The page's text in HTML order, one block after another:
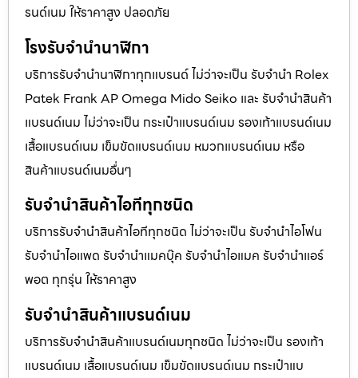
รนด์เนม ให้ราคาสูง ปลอดภัย
โรงรับจำนำนาฬิกา
บริการรับจำนำนาฬิกาทุกแบรนด์ ไม่ว่าจะเป็น รับจำนำ Rolex
Patek Frank AP Omega Mido Seiko และ รับจำนำสินค้า
แบรนด์เนม ไม่ว่าจะเป็น กระเป๋าแบรนด์เนม รองเท้าแบรนด์เนม
เสื้อแบรนด์เนม เข็มขัดแบรนด์เนม หมวกแบรนด์เนม หรือ
สินค้าแบรนด์เนมอื่นๆ
รับจำนำสินค้าไอทีทุกชนิด
บริการรับจำนำสินค้าไอทีทุกชนิด ไม่ว่าจะเป็น รับจำนำไอโฟน
รับจำนำไอแพด รับจำนำแมคบุ๊ค รับจำนำไอแมค รับจำนำแอร์
พอต ทุกรุ่น ให้ราคาสูง
รับจำนำสินค้าแบรนด์เนม
บริการรับจำนำสินค้าแบรนด์เนมทุกชนิด ไม่ว่าจะเป็น รองเท้า
แบรนด์เนม เสื้อแบรนด์เนม เข็มขัดแบรนด์เนม กระเป๋าแบ